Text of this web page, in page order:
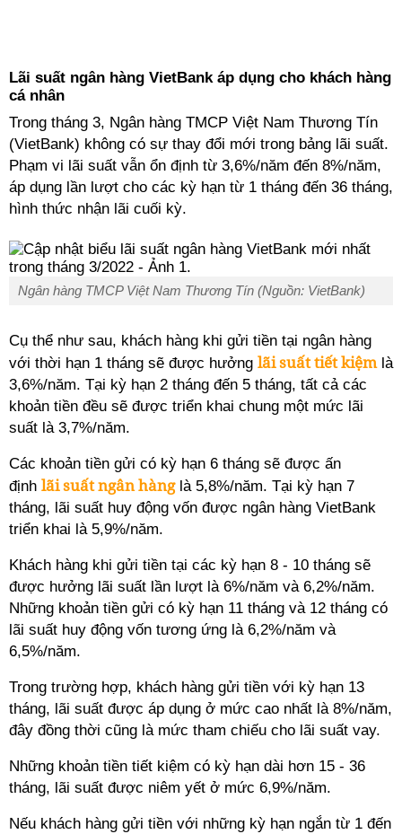
Lãi suất ngân hàng VietBank áp dụng cho khách hàng
cá nhân
Trong tháng 3, Ngân hàng TMCP Việt Nam Thương Tín
(VietBank) không có sự thay đổi mới trong bảng lãi suất.
Phạm vi lãi suất vẫn ổn định từ 3,6%/năm đến 8%/năm,
áp dụng lần lượt cho các kỳ hạn từ 1 tháng đến 36 tháng,
hình thức nhận lãi cuối kỳ.
Ngân hàng TMCP Việt Nam Thương Tín (Nguồn: VietBank)
Cụ thể như sau, khách hàng khi gửi tiền tại ngân hàng
với thời hạn 1 tháng sẽ được hưởng lãi suất tiết kiệmlà
3,6%/năm. Tại kỳ hạn 2 tháng đến 5 tháng, tất cả các
khoản tiền đều sẽ được triển khai chung một mức lãi
suất là 3,7%/năm.
Các khoản tiền gửi có kỳ hạn 6 tháng sẽ được ấn
định lãi suất ngân hànglà 5,8%/năm. Tại kỳ hạn 7
tháng, lãi suất huy động vốn được ngân hàng VietBank
triển khai là 5,9%/năm.
Khách hàng khi gửi tiền tại các kỳ hạn 8 - 10 tháng sẽ
được hưởng lãi suất lần lượt là 6%/năm và 6,2%/năm.
Những khoản tiền gửi có kỳ hạn 11 tháng và 12 tháng có
lãi suất huy động vốn tương ứng là 6,2%/năm và
6,5%/năm.
Trong trường hợp, khách hàng gửi tiền với kỳ hạn 13
tháng, lãi suất được áp dụng ở mức cao nhất là 8%/năm,
đây đồng thời cũng là mức tham chiếu cho lãi suất vay.
Những khoản tiền tiết kiệm có kỳ hạn dài hơn 15 - 36
tháng, lãi suất được niêm yết ở mức 6,9%/năm.
Nếu khách hàng gửi tiền với những kỳ hạn ngắn từ 1 đến